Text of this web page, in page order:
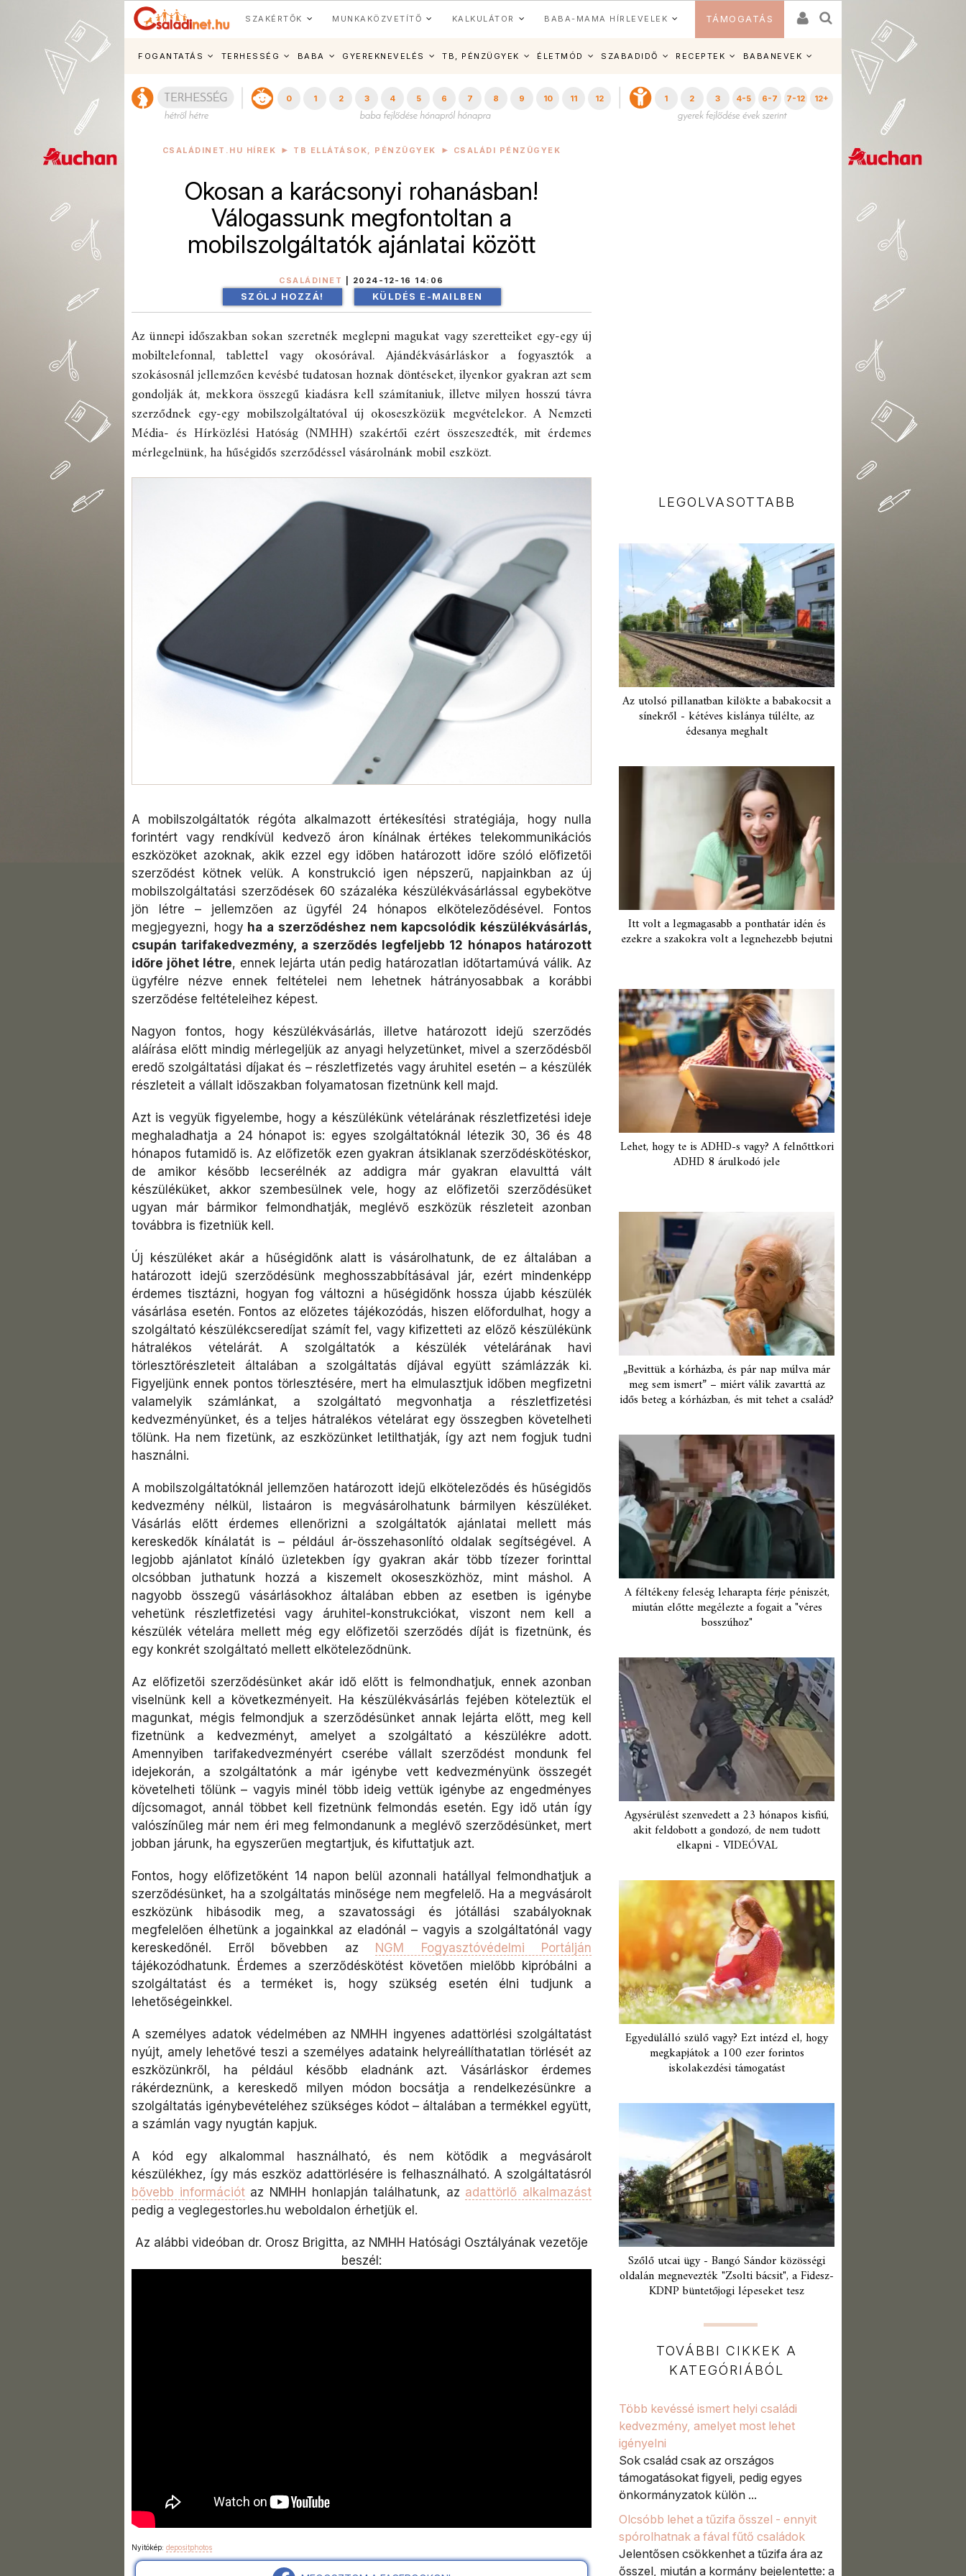
SZAKÉRTŐK MUNKAKÖZVETÍTŐ KALKULÁTOR BABA-MAMA HÍRLEVELEK TÁMOGATÁS
FOGANTATÁS TERHESSÉG BABA GYEREKNEVELÉS TB, PÉNZÜGYEK ÉLETMÓD SZABADIDŐ RECEPTEK BABANEVEK
0 1 2 3 4 5 6 7 8 9 10 11 12 1 2 3 4-5 6-7 7-12 12+
CSALÁDINET.HU HÍREK TB ELLÁTÁSOK, PÉNZÜGYEK CSALÁDI PÉNZÜGYEK
Okosan a karácsonyi rohanásban!
Válogassunk megfontoltan a
mobilszolgáltatók ajánlatai között
CSALÁDINET 2024-12-16 14:06
SZÓLJ HOZZÁ! KÜLDÉS E-MAILBEN
Az ünnepi időszakban sokan szeretnék meglepni magukat vagy szeretteiket egy-egy új
mobiltelefonnal, tablettel vagy okosórával. Ajándékvásárláskor a fogyasztók a
szokásosnál jellemzően kevésbé tudatosan hoznak döntéseket, ilyenkor gyakran azt sem
gondolják át, mekkora összegű kiadásra kell számítaniuk, illetve milyen hosszú távra
szerződnek egy-egy mobilszolgáltatóval új okoseszközük megvételekor. A Nemzeti
Média- és Hírközlési Hatóság (NMHH) szakértői ezért összeszedték, mit érdemes
mérlegelnünk, ha hűségidős szerződéssel vásárolnánk mobil eszközt.
A mobilszolgáltatók régóta alkalmazott értékesítési stratégiája, hogy nulla
forintért vagy rendkívül kedvező áron kínálnak értékes telekommunikációs
eszközöket azoknak, akik ezzel egy időben határozott időre szóló előfizetői
szerződést kötnek velük. A konstrukció igen népszerű, napjainkban az új
mobilszolgáltatási szerződések 60 százaléka készülékvásárlással egybekötve
jön létre – jellemzően az ügyfél 24 hónapos elköteleződésével. Fontos
megjegyezni, hogy ha a szerződéshez nem kapcsolódik készülékvásárlás,
csupán tarifakedvezmény, a szerződés legfeljebb 12 hónapos határozott
időre jöhet létre, ennek lejárta után pedig határozatlan időtartamúvá válik. Az
ügyfélre nézve ennek feltételei nem lehetnek hátrányosabbak a korábbi
szerződése feltételeihez képest.
Nagyon fontos, hogy készülékvásárlás, illetve határozott idejű szerződés
aláírása előtt mindig mérlegeljük az anyagi helyzetünket, mivel a szerződésből
eredő szolgáltatási díjakat és – részletfizetés vagy áruhitel esetén – a készülék
részleteit a vállalt időszakban folyamatosan fizetnünk kell majd.
Azt is vegyük figyelembe, hogy a készülékünk vételárának részletfizetési ideje
meghaladhatja a 24 hónapot is: egyes szolgáltatóknál létezik 30, 36 és 48
hónapos futamidő is. Az előfizetők ezen gyakran átsiklanak szerződéskötéskor,
de amikor később lecserélnék az addigra már gyakran elavulttá vált
készüléküket, akkor szembesülnek vele, hogy az előfizetői szerződésüket
ugyan már bármikor felmondhatják, meglévő eszközük részleteit azonban
továbbra is fizetniük kell.
Új készüléket akár a hűségidőnk alatt is vásárolhatunk, de ez általában a
határozott idejű szerződésünk meghosszabbításával jár, ezért mindenképp
érdemes tisztázni, hogyan fog változni a hűségidőnk hossza újabb készülék
vásárlása esetén. Fontos az előzetes tájékozódás, hiszen előfordulhat, hogy a
szolgáltató készülékcseredíjat számít fel, vagy kifizetteti az előző készülékünk
hátralékos vételárát. A szolgáltatók a készülék vételárának havi
törlesztőrészleteit általában a szolgáltatás díjával együtt számlázzák ki.
Figyeljünk ennek pontos törlesztésére, mert ha elmulasztjuk időben megfizetni
valamelyik számlánkat, a szolgáltató megvonhatja a részletfizetési
kedvezményünket, és a teljes hátralékos vételárat egy összegben követelheti
tőlünk. Ha nem fizetünk, az eszközünket letilthatják, így azt nem fogjuk tudni
használni.
A mobilszolgáltatóknál jellemzően határozott idejű elköteleződés és hűségidős
kedvezmény nélkül, listaáron is megvásárolhatunk bármilyen készüléket.
Vásárlás előtt érdemes ellenőrizni a szolgáltatók ajánlatai mellett más
kereskedők kínálatát is – például ár-összehasonlító oldalak segítségével. A
legjobb ajánlatot kínáló üzletekben így gyakran akár több tízezer forinttal
olcsóbban juthatunk hozzá a kiszemelt okoseszközhöz, mint máshol. A
nagyobb összegű vásárlásokhoz általában ebben az esetben is igénybe
vehetünk részletfizetési vagy áruhitel-konstrukciókat, viszont nem kell a
készülék vételára mellett még egy előfizetői szerződés díját is fizetnünk, és
egy konkrét szolgáltató mellett elköteleződnünk.
Az előfizetői szerződésünket akár idő előtt is felmondhatjuk, ennek azonban
viselnünk kell a következményeit. Ha készülékvásárlás fejében köteleztük el
magunkat, mégis felmondjuk a szerződésünket annak lejárta előtt, meg kell
fizetnünk a kedvezményt, amelyet a szolgáltató a készülékre adott.
Amennyiben tarifakedvezményért cserébe vállalt szerződést mondunk fel
idejekorán, a szolgáltatónk a már igénybe vett kedvezményünk összegét
követelheti tőlünk – vagyis minél több ideig vettük igénybe az engedményes
díjcsomagot, annál többet kell fizetnünk felmondás esetén. Egy idő után így
valószínűleg már nem éri meg felmondanunk a meglévő szerződésünket, mert
jobban járunk, ha egyszerűen megtartjuk, és kifuttatjuk azt.
Fontos, hogy előfizetőként 14 napon belül azonnali hatállyal felmondhatjuk a
szerződésünket, ha a szolgáltatás minősége nem megfelelő. Ha a megvásárolt
eszközünk hibásodik meg, a szavatossági és jótállási szabályoknak
megfelelően élhetünk a jogainkkal az eladónál – vagyis a szolgáltatónál vagy
kereskedőnél. Erről bővebben az NGM Fogyasztóvédelmi Portálján
tájékozódhatunk. Érdemes a szerződéskötést követően mielőbb kipróbálni a
szolgáltatást és a terméket is, hogy szükség esetén élni tudjunk a
lehetőségeinkkel.
A személyes adatok védelmében az NMHH ingyenes adattörlési szolgáltatást
nyújt, amely lehetővé teszi a személyes adataink helyreállíthatatlan törlését az
eszközünkről, ha például később eladnánk azt. Vásárláskor érdemes
rákérdeznünk, a kereskedő milyen módon bocsátja a rendelkezésünkre a
szolgáltatás igénybevételéhez szükséges kódot – általában a termékkel együtt,
a számlán vagy nyugtán kapjuk.
A kód egy alkalommal használható, és nem kötődik a megvásárolt
készülékhez, így más eszköz adattörlésére is felhasználható. A szolgáltatásról
bővebb információtaz NMHH honlapján találhatunk, az adattörlő alkalmazást
pedig a veglegestorles.hu weboldalon érhetjük el.
Az alábbi videóban dr. Orosz Brigitta, az NMHH Hatósági Osztályának vezetője
beszél:
Nyitókép: depositphotos
LEGOLVASOTTABB
Az utolsó pillanatban kilökte a babakocsit a
sínekről - kétéves kislánya túlélte, az
édesanya meghalt
Itt volt a legmagasabb a ponthatár idén és
ezekre a szakokra volt a legnehezebb bejutni
Lehet, hogy te is ADHD-s vagy? A felnőttkori
ADHD 8 árulkodó jele
„Bevittük a kórházba, és pár nap múlva már
meg sem ismert” – miért válik zavarttá az
idős beteg a kórházban, és mit tehet a család?
A féltékeny feleség leharapta férje péniszét,
miután előtte megélezte a fogait a "véres
bosszúhoz"
Agysérülést szenvedett a 23 hónapos kisfiú,
akit feldobott a gondozó, de nem tudott
elkapni - VIDEÓVAL
Egyedülálló szülő vagy? Ezt intézd el, hogy
megkapjátok a 100 ezer forintos
iskolakezdési támogatást
Szőlő utcai ügy - Bangó Sándor közösségi
oldalán megnevezték "Zsolti bácsit", a Fidesz-
KDNP büntetőjogi lépeseket tesz
TOVÁBBI CIKKEK A
KATEGÓRIÁBÓL
Több kevéssé ismert helyi családi
kedvezmény, amelyet most lehet
igényelni
Sok család csak az országos
támogatásokat figyeli, pedig egyes
önkormányzatok külön ...
Olcsóbb lehet a tűzifa ősszel - ennyit
spórolhatnak a fával fűtő családok
Jelentősen csökkenhet a tűzifa ára az
ősszel, miután a kormány bejelentette: a